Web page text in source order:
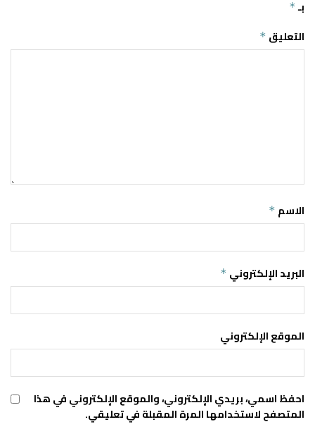
بـ *
التعليق *
الاسم *
البريد الإلكتروني *
الموقع الإلكتروني
احفظ اسمي، بريدي الإلكتروني، والموقع الإلكتروني في هذا
المتصفح لاستخدامها المرة المقبلة في تعليقي.